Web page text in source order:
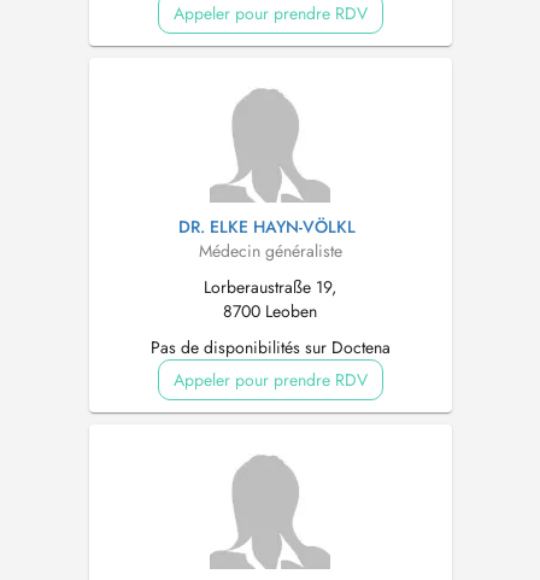
Appeler pour prendre RDV
DR. ELKE HAYN-VÖLKL
Médecin généraliste
Lorberaustraße 19,
8700 Leoben
Pas de disponibilités sur Doctena
Appeler pour prendre RDV